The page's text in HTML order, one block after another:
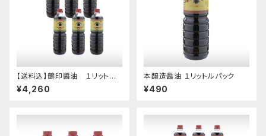
【送料込】鶴印醬油 １リットル
パックが６本
¥4,260
本醸造醤油 １リットルパック
¥490